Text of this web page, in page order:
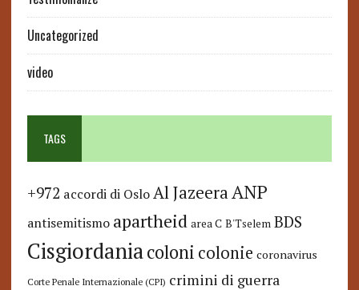
Uncategorized
video
TAGS
+972 accordi di Oslo Al JazeeraANP
antisemitismo apartheid area C B'Tselem BDS
Cisgiordaniacoloni colonie coronavirus
Corte Penale Internazionale (CPI) crimini di guerra